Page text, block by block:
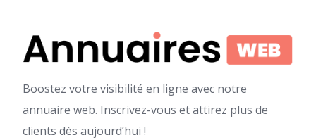
Boostez votre visibilité en ligne avec notre
annuaire web. Inscrivez-vous et attirez plus de
clients dès aujourd’hui !